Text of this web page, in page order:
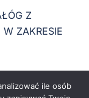
Z
ZAKRESIE
ile osób